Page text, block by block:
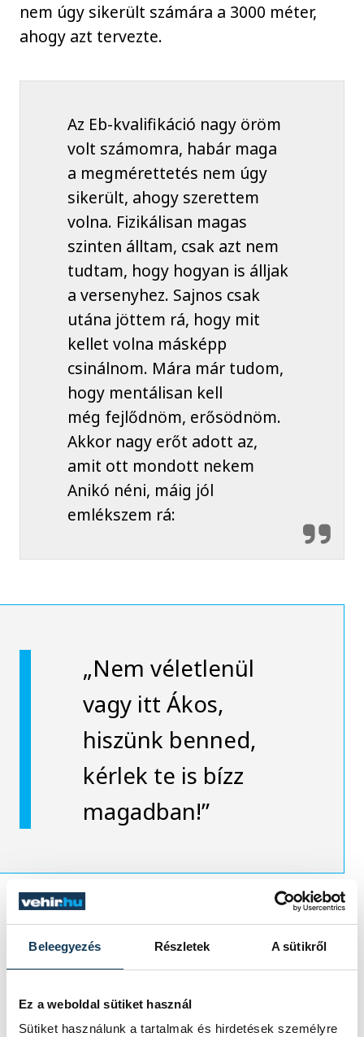
Beleegyezés Részletek A sütikről
Ez a weboldal sütiket használ
Sütiket használunk a tartalmak és hirdetések személyre
nem úgy sikerült számára a 3000 méter,
ahogy azt tervezte.
Az Eb-kvalifikáció nagy öröm
volt számomra, habár maga
a megmérettetés nem úgy
sikerült, ahogy szerettem
volna. Fizikálisan magas
szinten álltam, csak azt nem
tudtam, hogy hogyan is álljak
a versenyhez. Sajnos csak
utána jöttem rá, hogy mit
kellet volna másképp
csinálnom. Mára már tudom,
hogy mentálisan kell
még fejlődnöm, erősödnöm.
Akkor nagy erőt adott az,
amit ott mondott nekem
Anikó néni, máig jól
emlékszem rá:
„Nem véletlenül
vagy itt Ákos,
hiszünk benned,
kérlek te is bízz
magadban!”
A kiváló távfutó az elmúlt időszakban
hosszú sérüléssel küzdött meg. Sokszor
az ismételt kiújulás nagyon
megnehezítette a felkészülését. A nyarat